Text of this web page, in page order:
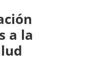
a la